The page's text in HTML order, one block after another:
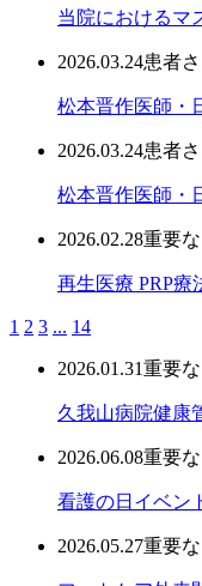
当院におけるマ
2026.03.24患者
松本晋作医師・
2026.03.24患者
松本晋作医師・
2026.02.28重要
再生医療 PRP療
1 2 3 ... 14
2026.01.31重要
久我山病院健康
2026.06.08重要
看護の日イベン
2026.05.27重要